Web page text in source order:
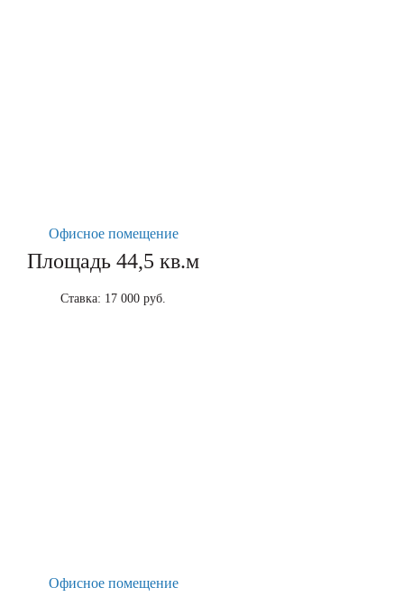
Офисное помещение
Площадь 44,5 кв.м
Ставка: 17 000 руб.
Офисное помещение